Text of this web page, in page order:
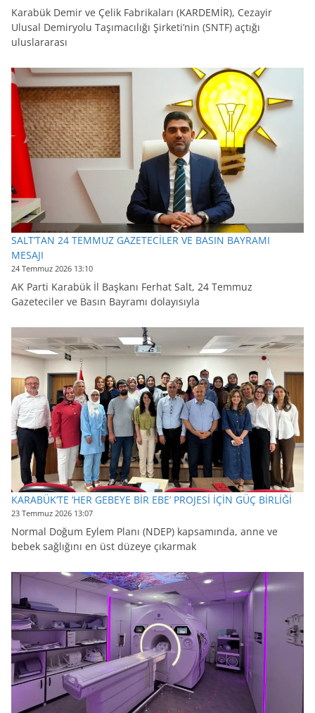
Karabük Demir ve Çelik Fabrikaları (KARDEMİR), Cezayir
Ulusal Demiryolu Taşımacılığı Şirketi’nin (SNTF) açtığı
uluslararası
SALT’TAN 24 TEMMUZ GAZETECİLER VE BASIN BAYRAMI
MESAJI
24 Temmuz 2026 13:10
AK Parti Karabük İl Başkanı Ferhat Salt, 24 Temmuz
Gazeteciler ve Basın Bayramı dolayısıyla
KARABÜK’TE ‘HER GEBEYE BİR EBE’ PROJESİ İÇİN GÜÇ BİRLİĞİ
23 Temmuz 2026 13:07
Normal Doğum Eylem Planı (NDEP) kapsamında, anne ve
bebek sağlığını en üst düzeye çıkarmak